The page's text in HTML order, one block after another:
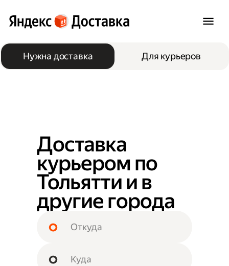
Нужна доставка Для курьеров
Доставка
курьером по
Тольятти и в
другие города